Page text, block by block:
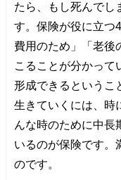
たら、もし死んでし
す。保険が役に立つ4
費用のため」「老後
こることが分かって
形成できるというこ
生きていくには、時
んな時のために中長
いるのが保険です。
のです。